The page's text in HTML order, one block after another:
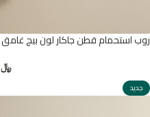
روب استحمام قطن جاكار لون بيج غامق
﷼
جديد